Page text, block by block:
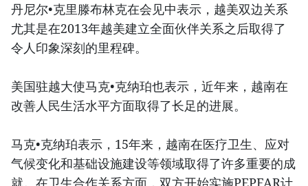
丹尼尔•克里滕布林克在会见中表示，越美双边关系
尤其是在2013年越美建立全面伙伴关系之后取得了
令人印象深刻的里程碑。
美国驻越大使马克•克纳珀也表示，近年来，越南在
改善人民生活水平方面取得了长足的进展。
马克•克纳珀表示，15年来，越南在医疗卫生、应对
气候变化和基础设施建设等领域取得了许多重要的成
就。在卫生合作关系方面，双方开始实施PEPFAR计